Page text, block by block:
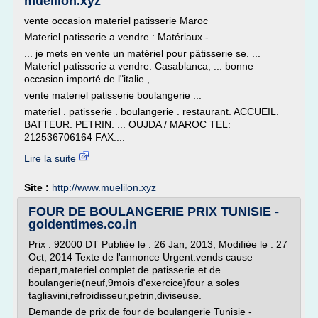
vente occasion materiel patisserie Maroc
Materiel patisserie a vendre : Matériaux - ...
... je mets en vente un matériel pour pâtisserie se. ...
Materiel patisserie a vendre. Casablanca; ... bonne
occasion importé de l"italie , ...
vente materiel patisserie boulangerie ...
materiel . patisserie . boulangerie . restaurant. ACCUEIL.
BATTEUR. PETRIN. ... OUJDA / MAROC TEL:
212536706164 FAX:...
Lire la suite
Site : http://www.muelilon.xyz
FOUR DE BOULANGERIE PRIX TUNISIE -
goldentimes.co.in
Prix : 92000 DT Publiée le : 26 Jan, 2013, Modifiée le : 27
Oct, 2014 Texte de l'annonce Urgent:vends cause
depart,materiel complet de patisserie et de
boulangerie(neuf,9mois d'exercice)four a soles
tagliavini,refroidisseur,petrin,diviseuse.
Demande de prix de four de boulangerie Tunisie -